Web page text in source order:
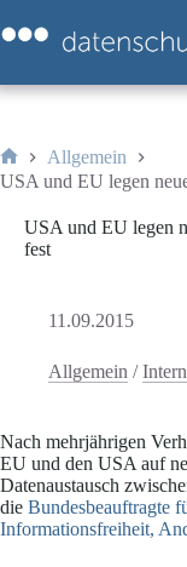
Inhalt
springen
Start
Allgemein
USA und EU legen
USA und EU legen
fest
11.09.2015
Allgemein /
Nach mehrjährigen
EU und den USA auf
Datenaustausch
die Bundesbeauftragte
Informationsfreiheit,